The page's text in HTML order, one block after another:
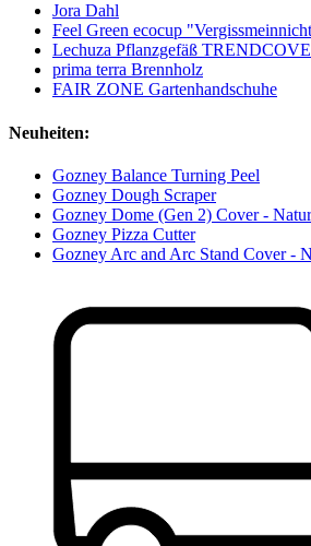
Jora Dahl
Feel Green ecocup
Lechuza Pflanzgefäß
prima terra Brennholz
FAIR ZONE Gartenhandschuhe
Neuheiten:
Gozney Balance Turning Peel
Gozney Dough Scraper
Gozney Dome (Gen 2) Cover -
Gozney Pizza Cutter
Gozney Arc and Arc Stand Cover -